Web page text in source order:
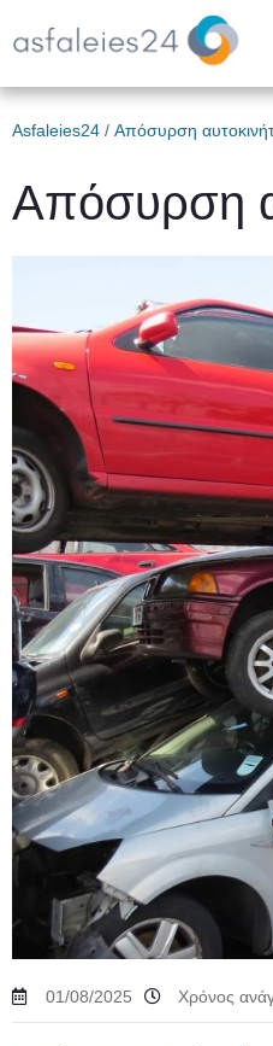
Asfaleies24 / Απόσυρση
Απόσυρση
01/08/2025 Χρόνος